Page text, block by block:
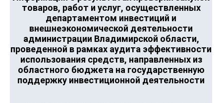
товаров, работ и услуг, осуществленных
департаментом инвестиций и
внешнеэкономической деятельности
администрации Владимирской области,
проведенной в рамках аудита эффективности
использования средств, направленных из
областного бюджета на государственную
поддержку инвестиционной деятельности